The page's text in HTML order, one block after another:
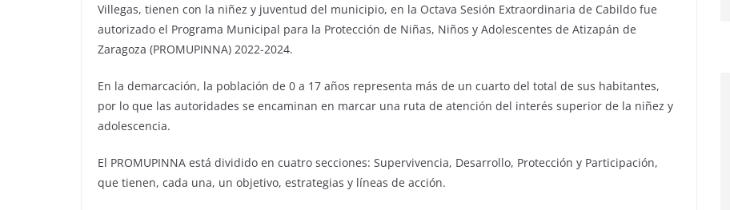
Villegas, tienen con la niñez y juventud del municipio, en la Octava Sesión Extraordinaria de Cabildo fue
autorizado el Programa Municipal para la Protección de Niñas, Niños y Adolescentes de Atizapán de
Zaragoza (PROMUPINNA) 2022-2024.
En la demarcación, la población de 0 a 17 años representa más de un cuarto del total de sus habitantes,
por lo que las autoridades se encaminan en marcar una ruta de atención del interés superior de la niñez y
adolescencia.
El PROMUPINNA está dividido en cuatro secciones: Supervivencia, Desarrollo, Protección y Participación,
que tienen, cada una, un objetivo, estrategias y líneas de acción.